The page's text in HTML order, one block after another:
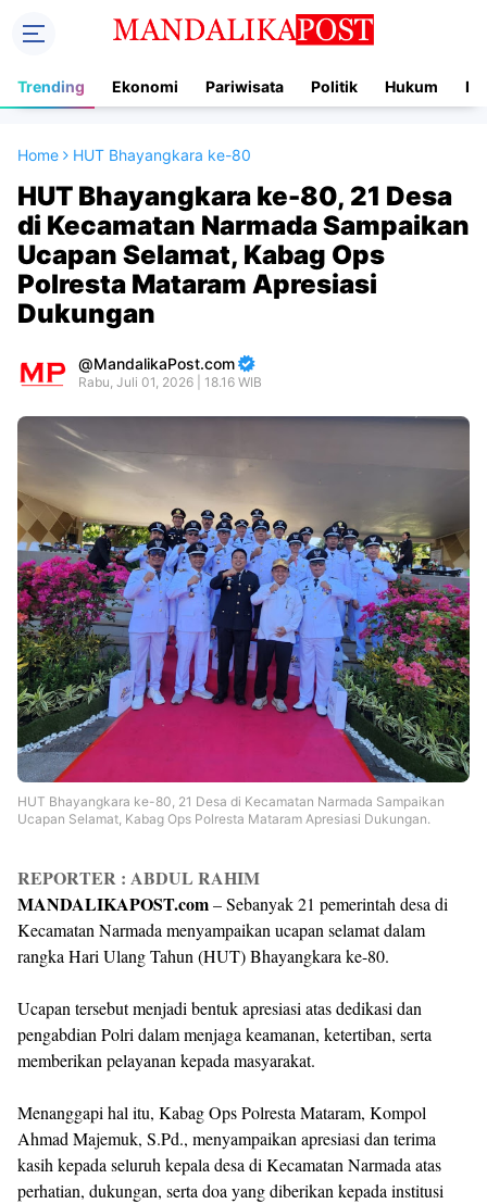
Trending Ekonomi Pariwisata Politik Hukum
Home HUT Bhayangkara ke-80
HUT Bhayangkara ke-80, 21 Desa
di Kecamatan Narmada Sampaikan
Ucapan Selamat, Kabag Ops
Polresta Mataram Apresiasi
Dukungan
MandalikaPost.com
Rabu, Juli 01, 2026 | 18.16 WIB
HUT Bhayangkara ke-80, 21 Desa di Kecamatan Narmada Sampaikan
Ucapan Selamat, Kabag Ops Polresta Mataram Apresiasi Dukungan.
REPORTER : ABDUL RAHIM
MANDALIKAPOST.com– Sebanyak 21 pemerintah desa di
Kecamatan Narmada menyampaikan ucapan selamat dalam
rangka Hari Ulang Tahun (HUT) Bhayangkara ke-80.
Ucapan tersebut menjadi bentuk apresiasi atas dedikasi dan
pengabdian Polri dalam menjaga keamanan, ketertiban, serta
memberikan pelayanan kepada masyarakat.
Menanggapi hal itu, Kabag Ops Polresta Mataram, Kompol
Ahmad Majemuk, S.Pd., menyampaikan apresiasi dan terima
kasih kepada seluruh kepala desa di Kecamatan Narmada atas
perhatian, dukungan, serta doa yang diberikan kepada institusi